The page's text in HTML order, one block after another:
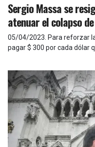
Sergio Massa se
atenuar el colapso
05/04/2023 Para reforzar
pagar $ 300 por cada dólar